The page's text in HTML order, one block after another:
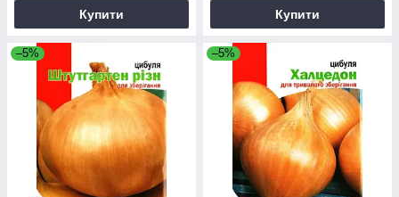
Купити Купити
–5% –5%